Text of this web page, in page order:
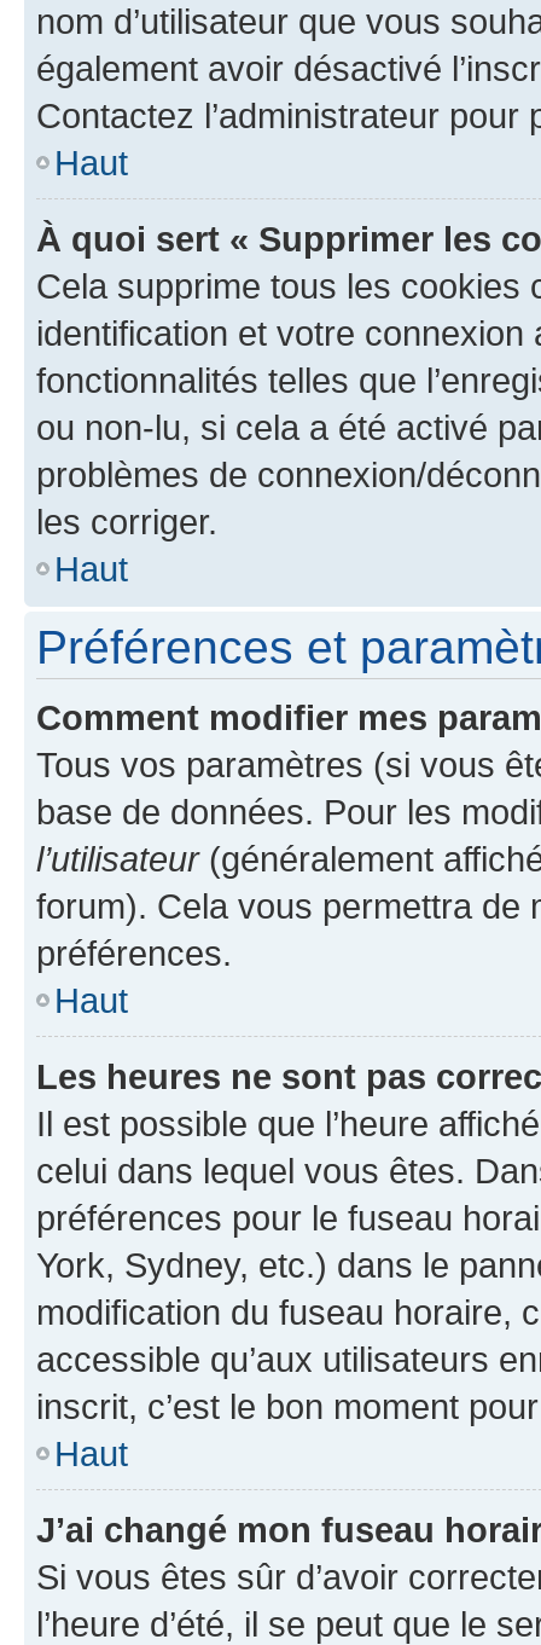
nom d’utilisateur que vous
également avoir désactivé
Contactez l’administrateur
Haut
À quoi sert « Supprimer les
Cela supprime tous les cookies
identification et votre
fonctionnalités telles que
ou non-lu, si cela a été activé
problèmes de connexion/
les corriger.
Haut
Préférences et
Comment modifier mes
Tous vos paramètres (si vous
base de données. Pour les
l’utilisateur(généralement
forum). Cela vous permettra de
préférences.
Haut
Les heures ne sont pas
Il est possible que l’heure
celui dans lequel vous êtes.
préférences pour le fuseau
York, Sydney, etc.) dans le
modification du fuseau horaire,
accessible qu’aux utilisateurs
inscrit, c’est le bon moment
Haut
J’ai changé mon fuseau
Si vous êtes sûr d’avoir
l’heure d’été, il se peut que le